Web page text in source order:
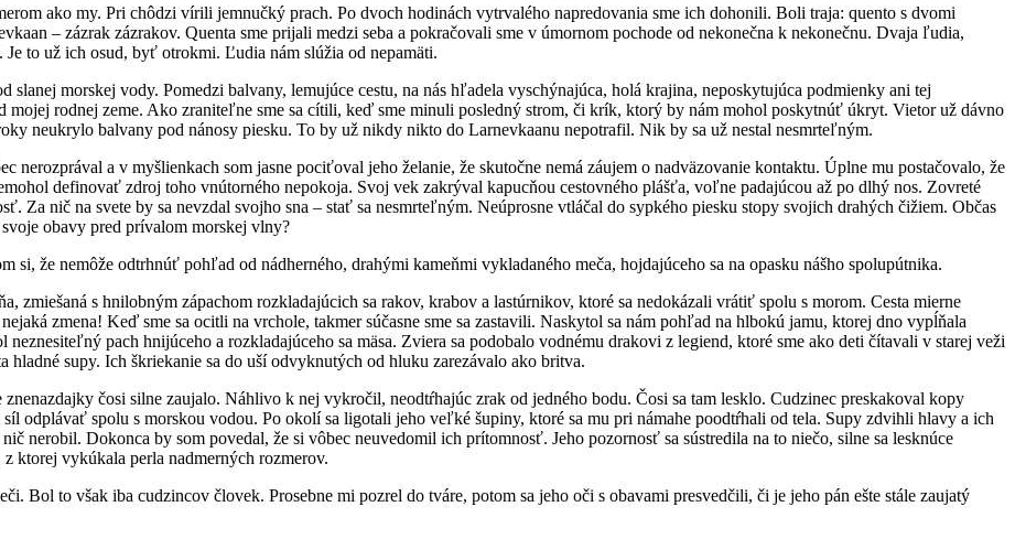
ako my. Pri chôdzi vírili jemnučký prach. Po dvoch hodinách vytrvalého napredovania sme ich dohonili. Boli traja: quento s dvomi
– zázrak zázrakov. Quenta sme prijali medzi seba a pokračovali sme v úmornom pochode od nekonečna k nekonečnu. Dvaja ľudia,
to už ich osud, byť otrokmi. Ľudia nám slúžia od nepamäti.
slanej morskej vody. Pomedzi balvany, lemujúce cestu, na nás hľadela vyschýnajúca, holá krajina, neposkytujúca podmienky ani tej
mojej rodnej zeme. Ako zraniteľne sme sa cítili, keď sme minuli posledný strom, či krík, ktorý by nám mohol poskytnúť úkryt. Vietor už dávno
neukrylo balvany pod nánosy piesku. To by už nikdy nikto do Larnevkaanu nepotrafil. Nik by sa už nestal nesmrteľným.
nerozprával a v myšlienkach som jasne pociťoval jeho želanie, že skutočne nemá záujem o nadväzovanie kontaktu. Úplne mu postačovalo, že
definovať zdroj toho vnútorného nepokoja. Svoj vek zakrýval kapucňou cestovného plášťa, voľne padajúcou až po dlhý nos. Zovreté
Za nič na svete by sa nevzdal svojho sna – stať sa nesmrteľným. Neúprosne vtláčal do sypkého piesku stopy svojich drahých čižiem. Občas
obavy pred prívalom morskej vlny?
si, že nemôže odtrhnúť pohľad od nádherného, drahými kameňmi vykladaného meča, hojdajúceho sa na opasku nášho spolupútnika.
zmiešaná s hnilobným zápachom rozkladajúcich sa rakov, krabov a lastúrnikov, ktoré sa nedokázali vrátiť spolu s morom. Cesta mierne
zmena! Keď sme sa ocitli na vrchole, takmer súčasne sme sa zastavili. Naskytol sa nám pohľad na hlbokú jamu, ktorej dno vypĺňala
pach hnijúceho a rozkladajúceho sa mäsa. Zviera sa podobalo vodnému drakovi z legiend, ktoré sme ako deti čítavali v starej veži
hladné supy. Ich škriekanie sa do uší odvyknutých od hluku zarezávalo ako britva.
čosi silne zaujalo. Náhlivo k nej vykročil, neodtŕhajúc zrak od jedného bodu. Čosi sa tam lesklo. Cudzinec preskakoval kopy
odplávať spolu s morskou vodou. Po okolí sa ligotali jeho veľké šupiny, ktoré sa mu pri námahe poodtŕhali od tela. Supy zdvihli hlavy a ich
nerobil. Dokonca by som povedal, že si vôbec neuvedomil ich prítomnosť. Jeho pozornosť sa sústredila na to niečo, silne sa lesknúce
ktorej vykúkala perla nadmerných rozmerov.
Bol to však iba cudzincov človek. Prosebne mi pozrel do tváre, potom sa jeho oči s obavami presvedčili, či je jeho pán ešte stále zaujatý